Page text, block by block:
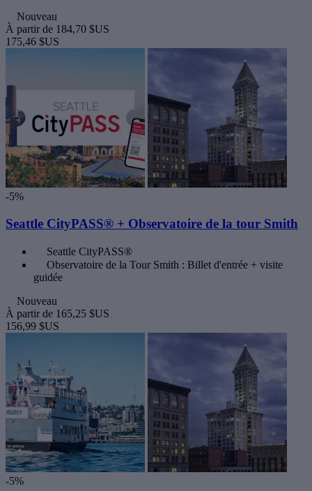
Nouveau
À partir de 184,70 $US
175,46 $US
-5%
Seattle CityPASS® + Observatoire de la tour Smith
Seattle CityPASS®
Observatoire de la Tour Smith : Billet d'entrée + visite
guidée
Nouveau
À partir de 165,25 $US
156,99 $US
-5%